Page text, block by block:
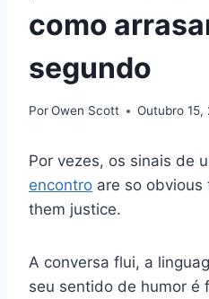
como
segundo
PorOwen Scott Outubro 15,
Por vezes, os sinais de
encontro are so obvious
them justice.
A conversa flui, a
seu sentido de humor é